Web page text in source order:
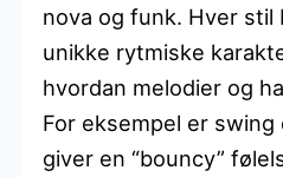
nova og funk. Hver stil
unikke rytmiske
hvordan melodier og
For eksempel er
giver en “bouncy”